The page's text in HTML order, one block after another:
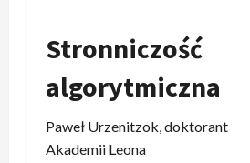
Stronniczość
algorytmiczna
Paweł Urzenitzok, doktorant
Akademii Leona